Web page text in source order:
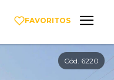
FAVORITOS
Cód. 6220